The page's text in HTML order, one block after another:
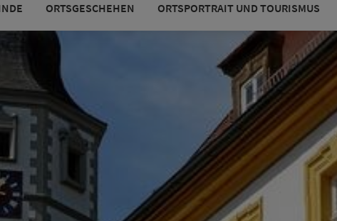
ORTSGESCHEHEN ORTSPORTRAIT UND TOURISMUS